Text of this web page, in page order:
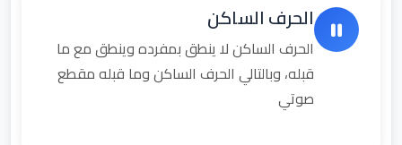
الحرف الساكن
الحرف الساكن لا ينطق بمفرده وينطق مع ما
قبله، وبالتالي الحرف الساكن وما قبله مقطع
صوتي